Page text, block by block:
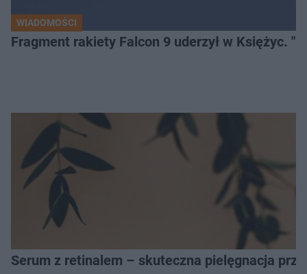
WIADOMOŚCI
Fragment rakiety Falcon 9 uderzył w Księżyc.
Serum z retinalem – skuteczna pielęgnacja